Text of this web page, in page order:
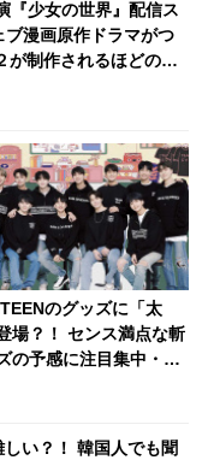
『少女の世界』配信ス
漫画原作ドラマがつ
が制作されるほどの人
のグッズに「太
場？！ センス満点な斬
の予感に注目集中・・
い？！ 韓国人でも聞